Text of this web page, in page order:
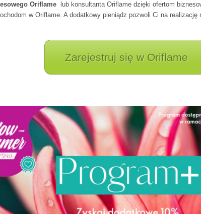
Oriflame
lub konsultanta Oriflame dzięki ofertom
w Oriflame. A dodatkowy pieniądz pozwoli Ci na realizację
Zarejestruj się w Oriflame